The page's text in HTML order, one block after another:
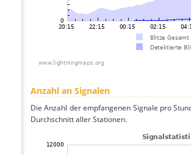
Anzahl an Signalen
Die Anzahl der empfangenen Signale pro
Durchschnitt aller Stationen.